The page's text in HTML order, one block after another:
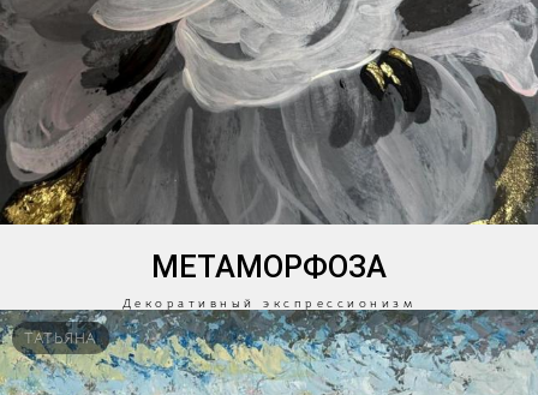
МЕТАМОРФОЗА
Декоративный экспрессионизм
ТАТЬЯНА